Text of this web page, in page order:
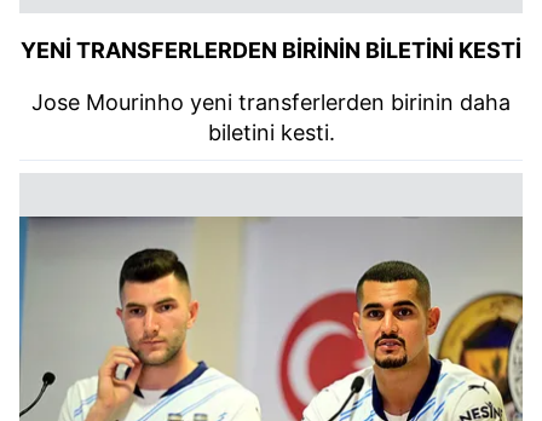
YENİ TRANSFERLERDEN BİRİNİN BİLETİNİ KESTİ
Jose Mourinho yeni transferlerden birinin daha
biletini kesti.